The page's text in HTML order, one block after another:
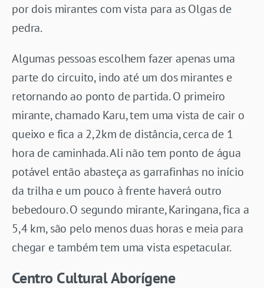
por dois mirantes com vista para as Olgas de
pedra.
Algumas pessoas escolhem fazer apenas uma
parte do circuito, indo até um dos mirantes e
retornando ao ponto de partida. O primeiro
mirante, chamado Karu, tem uma vista de cair o
queixo e fica a 2,2km de distância, cerca de 1
hora de caminhada. Ali não tem ponto de água
potável então abasteça as garrafinhas no início
da trilha e um pouco à frente haverá outro
bebedouro. O segundo mirante, Karingana, fica a
5,4 km, são pelo menos duas horas e meia para
chegar e também tem uma vista espetacular.
Centro Cultural Aborígene